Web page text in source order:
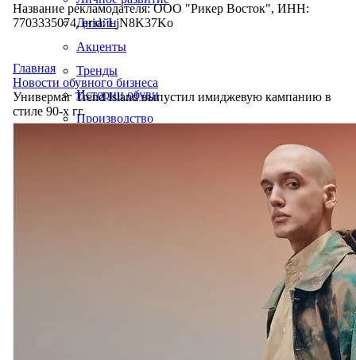
Дизайн
Акценты
Тренды
Истории обуви
Производство
Название рекламодателя: ООО "Рикер Восток", ИНН:
7703335074, erid: LjN8K37Ko
Главная
Новости обувного бизнеса
Универмаг Trend Island выпустил имиджевую кампанию в
стиле 90-х гг.